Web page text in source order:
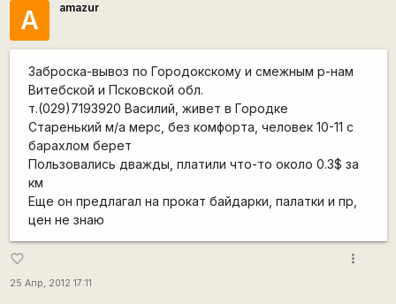
A amazur
Заброска-вывоз по Городокскому и смежным р-нам
Витебской и Псковской обл.
т.(029)7193920 Василий, живет в Городке
Старенький м/а мерс, без комфорта, человек 10-11 с
барахлом берет
Пользовались дважды, платили что-то около 0.3$ за
км
Еще он предлагал на прокат байдарки, палатки и пр,
цен не знаю
favorite_border
25 Апр, 2012 17:11
more_vert